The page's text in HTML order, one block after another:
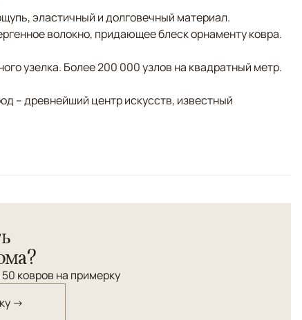
эластичный и долговечный материал.
волокно, придающее блеск орнаменту ковра.
узелка. Более 200 000 узлов на квадратный метр.
– древнейший центр искусств, известный
ковров на примерку
→